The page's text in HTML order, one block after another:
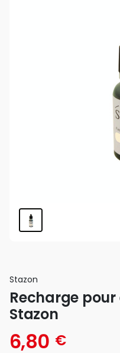
Stazon
Recharge
Stazon
6,80 €